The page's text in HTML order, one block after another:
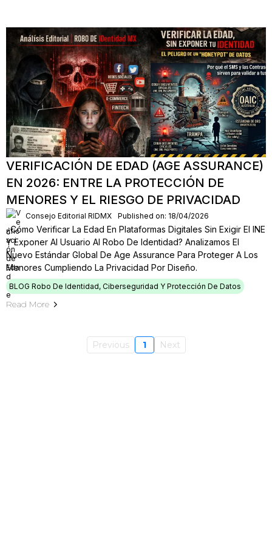
VERIFICACIÓN DE EDAD (AGE ASSURANCE)
EN 2026: ENTRE LA PROTECCIÓN DE
MENORES Y EL RIESGO DE PRIVACIDAD
Consejo Editorial RIDMX Published on: 18/04/2026
¿Cómo Verificar La Edad En Plataformas Digitales Sin Exigir El INE
Y Exponer Al Usuario Al Robo De Identidad? Analizamos El
Nuevo Estándar Global De Age Assurance Para Proteger A Los
Menores Cumpliendo La Privacidad Por Diseño.
BLOG Robo De Identidad, Ciberseguridad Y Protección De Datos
Read More
Previous 1 Next